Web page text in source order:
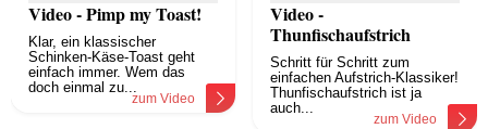
Video - Pimp my Toast!
Klar, ein klassischer
Schinken-Käse-Toast geht
einfach immer. Wem das
doch einmal zu...
zum Video
Video -
Thunfischaufstrich
Schritt für Schritt zum
einfachen Aufstrich-Klassiker!
Thunfischaufstrich ist ja
auch...
zum Video